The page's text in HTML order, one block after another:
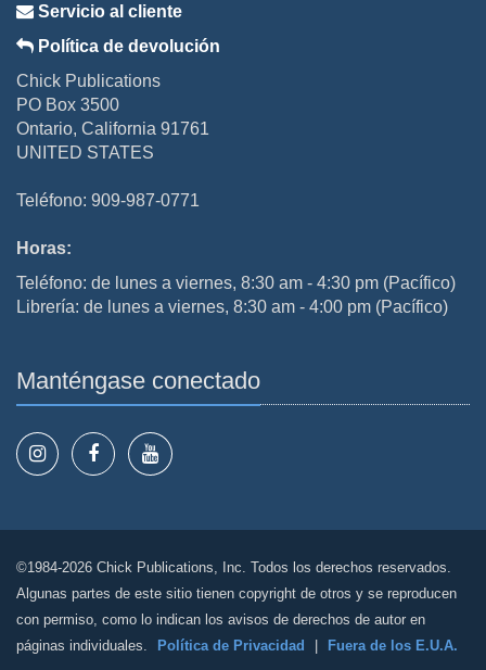
Servicio al cliente
Política de devolución
Chick Publications
PO Box 3500
Ontario, California 91761
UNITED STATES
Teléfono: 909-987-0771
Horas:
Teléfono: de lunes a viernes, 8:30 am - 4:30 pm (Pacífico)
Librería: de lunes a viernes, 8:30 am - 4:00 pm (Pacífico)
Manténgase conectado
©1984-2026 Chick Publications, Inc. Todos los derechos reservados.
Algunas partes de este sitio tienen copyright de otros y se reproducen
con permiso, como lo indican los avisos de derechos de autor en
páginas individuales.
Política de Privacidad Fuera de los E.U.A.